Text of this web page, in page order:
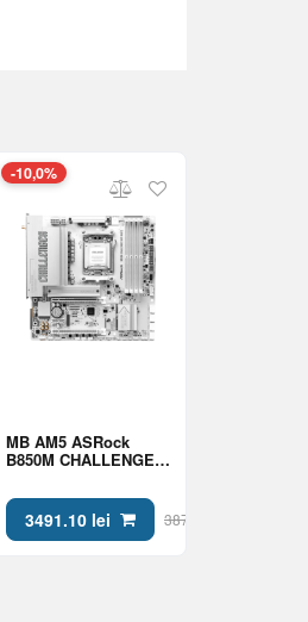
-10,0%
MB AM5 ASRock
B850M CHALLENGER
3491.10 lei 3879 lei